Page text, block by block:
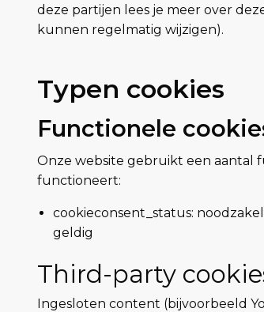
deze partijen lees je meer over
kunnen regelmatig wijzigen).
Typen cookies
Functionele
Onze website gebruikt een aantal
functioneert:
cookieconsent_status:
geldig
Third-party
Ingesloten content (bijvoorbeeld